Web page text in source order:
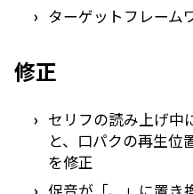
ターゲットフレーム
修正
セリフの読み上げ中
と、口パクの再生位
を修正